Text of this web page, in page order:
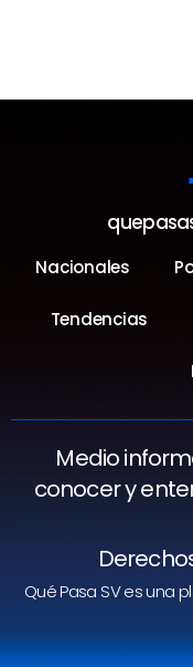
Nacionales
Tendencias
Medio
conocer y
Qué Pasa SV es una